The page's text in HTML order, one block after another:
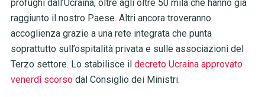
profughi dall’Ucraina, oltre agli oltre 50 mila che hanno già
raggiunto il nostro Paese. Altri ancora troveranno
accoglienza grazie a una rete integrata che punta
soprattutto sull’ospitalità privata e sulle associazioni del
Terzo settore. Lo stabilisce il decreto Ucraina approvato
venerdì scorsodal Consiglio dei Ministri.